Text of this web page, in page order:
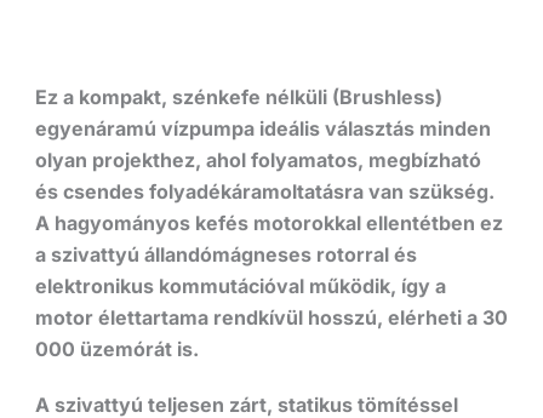
Ez a kompakt, szénkefe nélküli (Brushless)
egyenáramú vízpumpa ideális választás minden
olyan projekthez, ahol folyamatos, megbízható
és csendes folyadékáramoltatásra van szükség.
A hagyományos kefés motorokkal ellentétben ez
a szivattyú állandómágneses rotorral és
elektronikus kommutációval működik, így a
motor élettartama rendkívül hosszú, elérheti a 30
000 üzemórátis.
A szivattyú teljesen zárt, statikus tömítéssel